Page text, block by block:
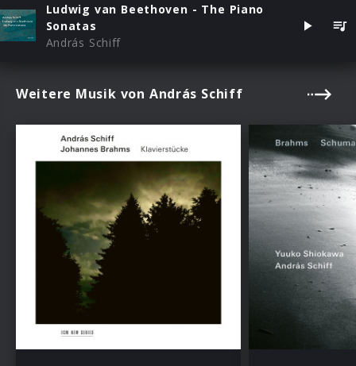
Ludwig van Beethoven - The Piano
Sonatas
András Schiff
Weitere Musik von András Schiff